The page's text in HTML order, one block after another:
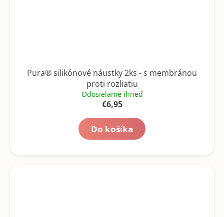
Pura® silikónové náustky 2ks - s membránou
proti rozliatiu
Odosielame ihneď
€6,95
Do košíka